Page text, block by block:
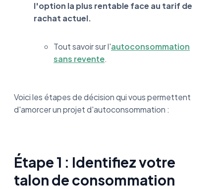
l'option la plus rentable face au tarif de
rachat actuel.
Tout savoir sur l'autoconsommation
sans revente.
Voici les étapes de décision qui vous permettent
d'amorcer un projet d'autoconsommation :
Étape 1 : Identifiez votre
talon de consommation